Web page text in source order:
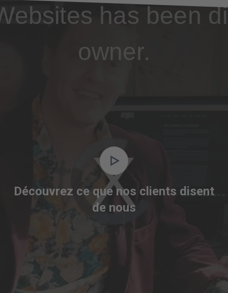
Découvrez ce que nos clients disent
de nous
Video
Player
is
loading.
has been
owner.